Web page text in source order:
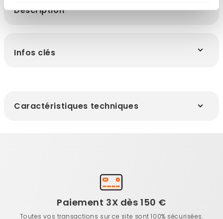
Description
Infos clés
Caractéristiques techniques
Paiement 3X dès 150 €
Toutes vos transactions sur ce site sont 100% sécurisées.